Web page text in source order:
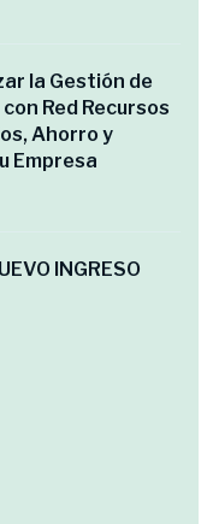
la Gestión de
Red Recursos
Ahorro y
Empresa
INGRESO